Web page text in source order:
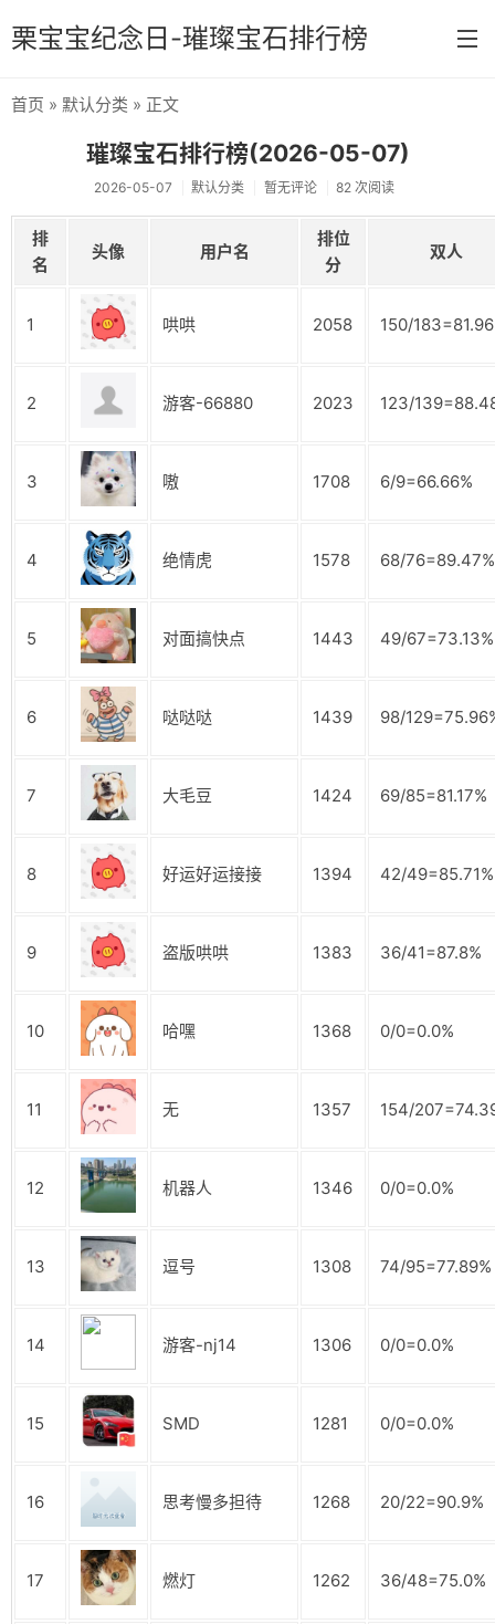
栗宝宝纪念日-璀璨宝石排行榜
分类
默认分类
原神
首页 » 默认分类 » 正文
璀璨宝石排行榜(2026-05-07)
2026-05-07 默认分类 暂无评论 82 次阅读
排
名
头像 用户名
排位
分
双人
1 哄哄 2058 150/
2 游客-66880 2023 123/
3 嗷 1708 6/9=66.66%
4 绝情虎 1578 68/76=89.47%
5 对面搞快点 1443 49/67=73.13%
6 哒哒哒 1439 98/
7 大毛豆 1424 69/85=81.17%
8 好运好运接接 1394 42/49=85.71%
9 盗版哄哄 1383 36/41=87.8%
10 哈嘿 1368 0/0=0.0%
11 无 1357 154/
12 机器人 1346 0/0=0.0%
13 逗号 1308 74/95=77.89%
14 游客-nj14 1306 0/0=0.0%
15 SMD 1281 0/0=0.0%
16 思考慢多担待 1268 20/22=90.9%
17 燃灯 1262 36/48=75.0%